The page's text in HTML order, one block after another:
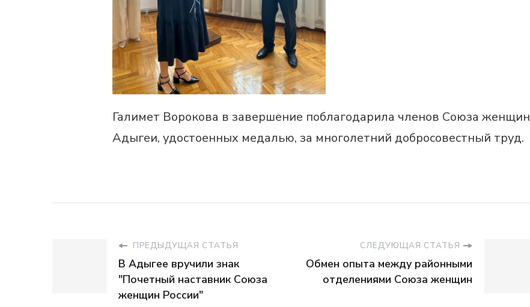
Галимет Ворокова в завершение поблагодарила членов Союза женщин
Адыгеи, удостоенных медалью, за многолетний добросовестный труд.
ПРЕДЫДУЩАЯ СТАТЬЯ
В Адыгее вручили знак
"Почетный наставник Союза
женщин России"
СЛЕДУЮЩАЯ СТАТЬЯ
Обмен опыта между районными
отделениями Союза женщин